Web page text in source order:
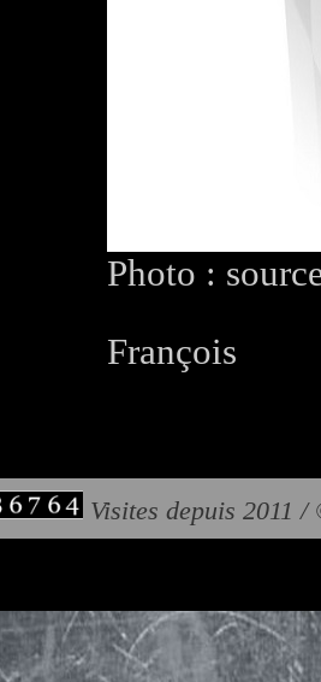
Photo :
François
Visites depuis 2011